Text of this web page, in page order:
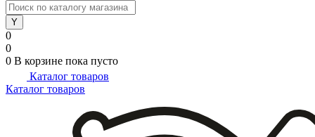
0
0
0 В корзине пока пусто
Каталог товаров
Каталог товаров